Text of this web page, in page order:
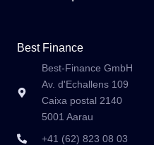
Best Finance
Best-Finance GmbH
Av. d'Echallens 109
Caixa postal 2140
5001 Aarau
+41 (62) 823 08 03